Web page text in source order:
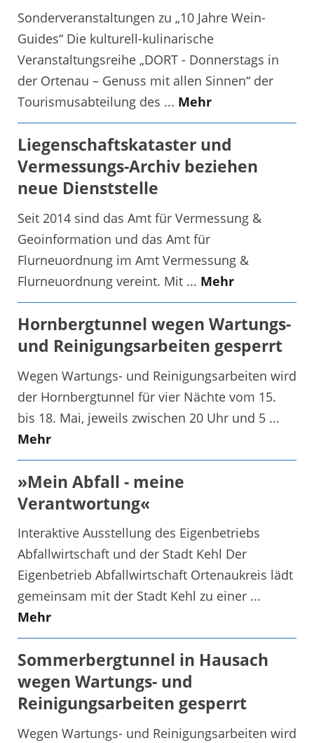
Sonderveranstaltungen zu „10 Jahre Wein-
Guides“ Die kulturell-kulinarische
Veranstaltungsreihe „DORT - Donnerstags in
der Ortenau – Genuss mit allen Sinnen“ der
Tourismusabteilung des ... Mehr
Liegenschaftskataster und
Vermessungs-Archiv beziehen
neue Dienststelle
Seit 2014 sind das Amt für Vermessung &
Geoinformation und das Amt für
Flurneuordnung im Amt Vermessung &
Flurneuordnung vereint. Mit ... Mehr
Hornbergtunnel wegen Wartungs-
und Reinigungsarbeiten gesperrt
Wegen Wartungs- und Reinigungsarbeiten wird
der Hornbergtunnel für vier Nächte vom 15.
bis 18. Mai, jeweils zwischen 20 Uhr und 5 ...
Mehr
»Mein Abfall - meine
Verantwortung«
Interaktive Ausstellung des Eigenbetriebs
Abfallwirtschaft und der Stadt Kehl Der
Eigenbetrieb Abfallwirtschaft Ortenaukreis lädt
gemeinsam mit der Stadt Kehl zu einer ...
Mehr
Sommerbergtunnel in Hausach
wegen Wartungs- und
Reinigungsarbeiten gesperrt
Wegen Wartungs- und Reinigungsarbeiten wird